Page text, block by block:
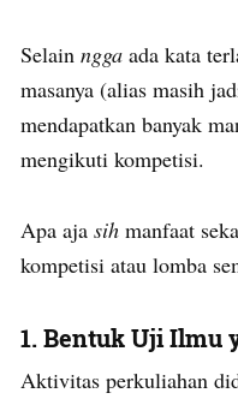
Selain ngga ada kata
masanya (alias masih
mendapatkan banyak
mengikuti kompetisi.
Apa aja sih manfaat
kompetisi atau lomba
1.Bentuk Uji Ilmu
Aktivitas perkuliahan